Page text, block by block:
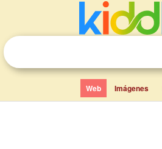
Web Imágenes